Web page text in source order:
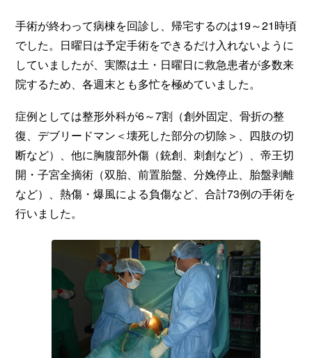
手術が終わって病棟を回診し、帰宅するのは19～21時頃
でした。日曜日は予定手術をできるだけ入れないように
していましたが、実際は土・日曜日に救急患者が多数来
院するため、各週末とも多忙を極めていました。
症例としては整形外科が6～7割（創外固定、骨折の整
復、デブリードマン＜壊死した部分の切除＞、四肢の切
断など）、他に胸腹部外傷（銃創、刺創など）、帝王切
開・子宮全摘術（双胎、前置胎盤、分娩停止、胎盤剥離
など）、熱傷・爆風による負傷など、合計73例の手術を
行いました。